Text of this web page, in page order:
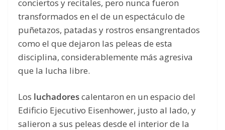
conciertos y recitales, pero nunca fueron
transformados en el de un espectáculo de
puñetazos, patadas y rostros ensangrentados
como el que dejaron las peleas de esta
disciplina, considerablemente más agresiva
que la lucha libre.
Los luchadorescalentaron en un espacio del
Edificio Ejecutivo Eisenhower, justo al lado, y
salieron a sus peleas desde el interior de la